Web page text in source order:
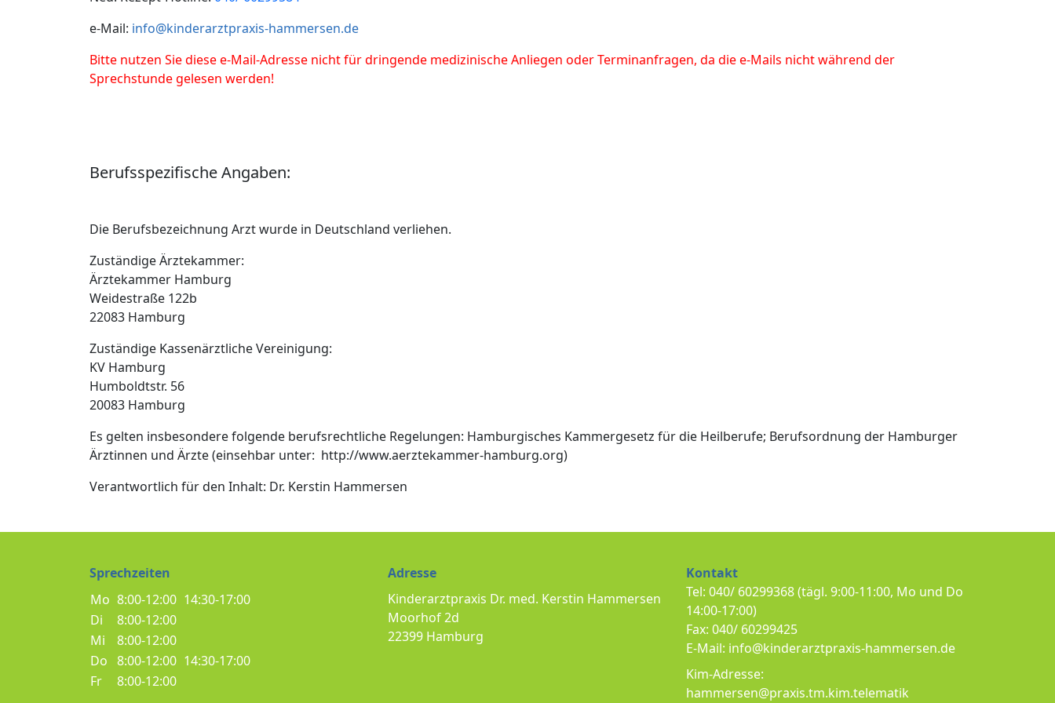
e-Mail: info@kinderarztpraxis-hammersen.de
Bitte nutzen Sie diese e-Mail-Adresse nicht für dringende medizinische Anliegen oder Terminanfragen, da die e-Mails nicht während der
Sprechstunde gelesen werden!
Berufsspezifische Angaben:
Die Berufsbezeichnung Arzt wurde in Deutschland verliehen.
Zuständige Ärztekammer:
Ärztekammer Hamburg
Weidestraße 122b
22083 Hamburg
Zuständige Kassenärztliche Vereinigung:
KV Hamburg
Humboldtstr. 56
20083 Hamburg
Es gelten insbesondere folgende berufsrechtliche Regelungen: Hamburgisches Kammergesetz für die Heilberufe; Berufsordnung der Hamburger
Ärztinnen und Ärzte (einsehbar unter: http://www.aerztekammer-hamburg.org)
Verantwortlich für den Inhalt: Dr. Kerstin Hammersen
Sprechzeiten
Mo 8:00-12:00 14:30-17:00
Di
8:00-12:00
Mi
8:00-12:00
Do 8:00-12:00 14:30-17:00
Fr
8:00-12:00
Adresse
Kinderarztpraxis Dr. med. Kerstin Hammersen
Moorhof 2d
22399 Hamburg
Kontakt
Tel: 040/ 60299368 (tägl. 9:00-11:00, Mo und Do
14:00-17:00)
Fax: 040/ 60299425
E-Mail: info@kinderarztpraxis-hammersen.de
Kim-Adresse:
hammersen@praxis.tm.kim.telematik